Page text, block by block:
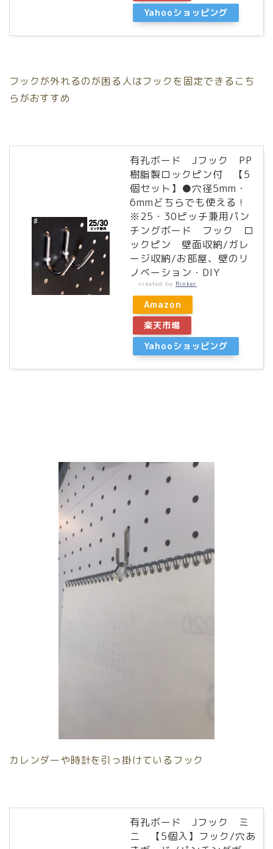
Yahooショッピング
フックが外れるのが困る人はフックを固定できるこち
らがおすすめ
有孔ボード Jフック PP
樹脂製ロックピン付 【5
個セット】●穴径5mm・
6mmどちらでも使える！
※25・30ピッチ兼用パン
チングボード フック ロ
ックピン 壁面収納/ガレ
ージ収納/お部屋、壁のリ
ノベーション・DIY
created by Rinker
Amazon
楽天市場
Yahooショッピング
カレンダーや時計を引っ掛けているフック
有孔ボード Jフック ミ
ニ 【5個入】フック/穴あ